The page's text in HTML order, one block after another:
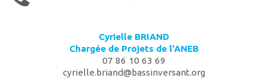
Cyrielle BRIAND
Chargée de Projets de l’ANEB
07 86 10 63 69
cyrielle.briand@bassinversant.org